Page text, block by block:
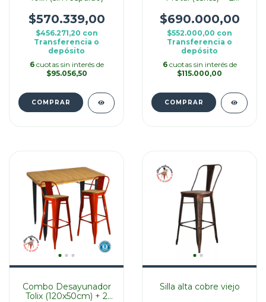
$570.339,00
$456.271,20 con
Transferencia o
depósito
6 cuotas sin interés de
$95.056,50
COMPRAR
$690.000,00
$552.000,00 con
Transferencia o
depósito
6 cuotas sin interés de
$115.000,00
Combo Desayunador
Tolix (120x50cm) + 2
Silla alta cobre viejo